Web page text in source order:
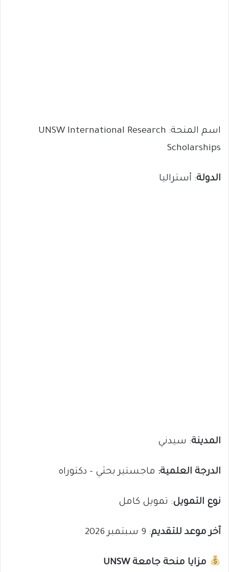
اسم المنحة: UNSW International Research
Scholarships
الدولة: أستراليا
المدينة: سيدني
الدرجة العلمية: ماجستير بحثي – دكتوراه
نوع التمويل: تمويل كامل
آخر موعد للتقديم: 9 سبتمبر 2026
مزايا منحة جامعة UNSW